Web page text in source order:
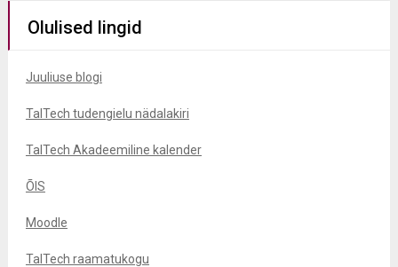
Olulised lingid
Juuliuse blogi
TalTech tudengielu nädalakiri
TalTech Akadeemiline kalender
ÕIS
Moodle
TalTech raamatukogu